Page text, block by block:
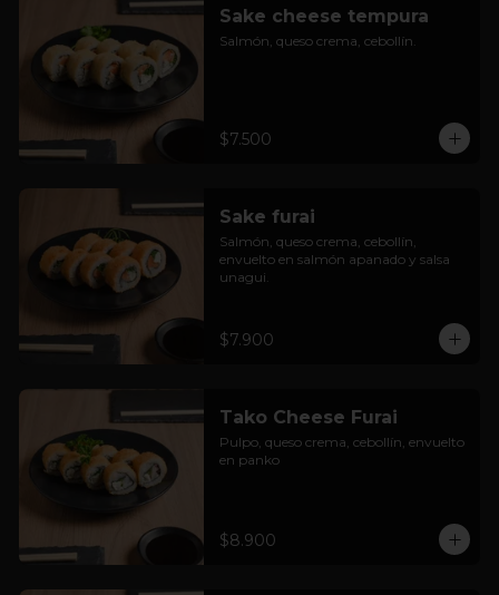
Sake cheese tempura
Salmón, queso crema, cebollín.
$7.500
Sake furai
Salmón, queso crema, cebollín,
envuelto en salmón apanado y salsa
unagui.
$7.900
Tako Cheese Furai
Pulpo, queso crema, cebollín, envuelto
en panko
$8.900